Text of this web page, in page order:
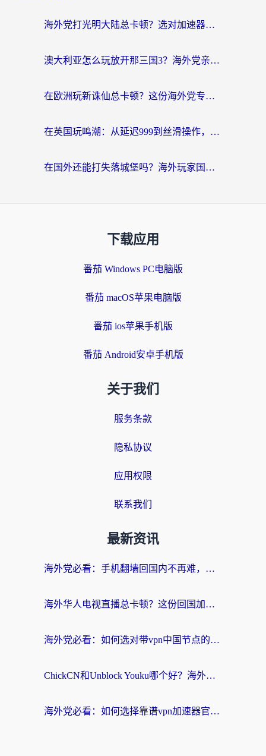
海外党打光明大陆总卡顿？选对加速器才是关键！（附亲测好用的推荐）
澳大利亚怎么玩放开那三国3？海外党亲测有效的国服游戏加速指南
在欧洲玩新诛仙总卡顿？这份海外党专属加速器指南帮你解决延迟难题
在英国玩鸣潮：从延迟999到丝滑操作，我是怎么做到的？
在国外还能打失落城堡吗？海外玩家国服游戏加速终极指南（附北美玩online加速器下载技巧）
下载应用
番茄 Windows PC电脑版
番茄 macOS苹果电脑版
番茄 ios苹果手机版
番茄 Android安卓手机版
关于我们
服务条款
隐私协议
应用权限
联系我们
最新资讯
海外党必看：手机翻墙回国内不再难，一篇搞定无缝访问国内资源指南
海外华人电视直播总卡顿？这份回国加速器选择指南帮你无缝看国内资源
海外党必看：如何选对带vpn中国节点的加速器？无缝访问国内资源全攻略
ChickCN和Unblock Youku哪个好？海外党亲测4款热门回国加速器，附避坑指南
海外党必看：如何选择靠谱vpn加速器官网？轻松解决国内APP地区限制